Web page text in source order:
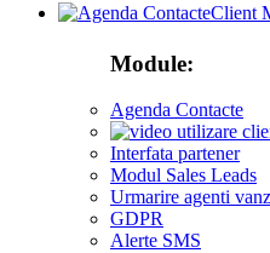
Client
Module:
Agenda Contacte
Interfata partener
Modul Sales Leads
Urmarire agenti
GDPR
Alerte SMS